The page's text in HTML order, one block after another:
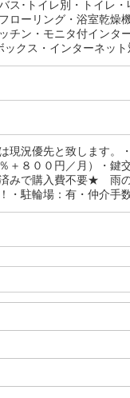
ス･トイレ別・トイレ
ローリング・浴室乾燥
チン・モニタ付インタ
クス・インターネッ
現況優先と致します。
＋８００円／月）・
みで購入費不要★ 雨
・駐輪場：有・仲介